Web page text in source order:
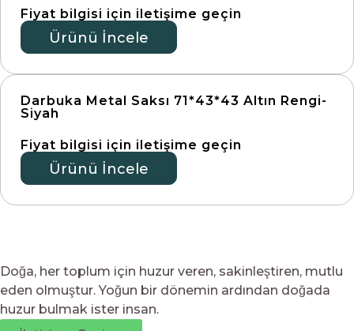
Fiyat bilgisi için iletişime geçin
Ürünü İncele
Darbuka Metal Saksı 71*43*43 Altın Rengi-
Siyah
Fiyat bilgisi için iletişime geçin
Ürünü İncele
Doğa, her toplum için huzur veren, sakinleştiren, mutlu
eden olmuştur. Yoğun bir dönemin ardından doğada
huzur bulmak ister insan.